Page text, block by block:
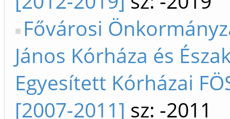
Fővárosi
János Kórháza és
Egyesített Kórházai
[2007-2011] sz: -2011